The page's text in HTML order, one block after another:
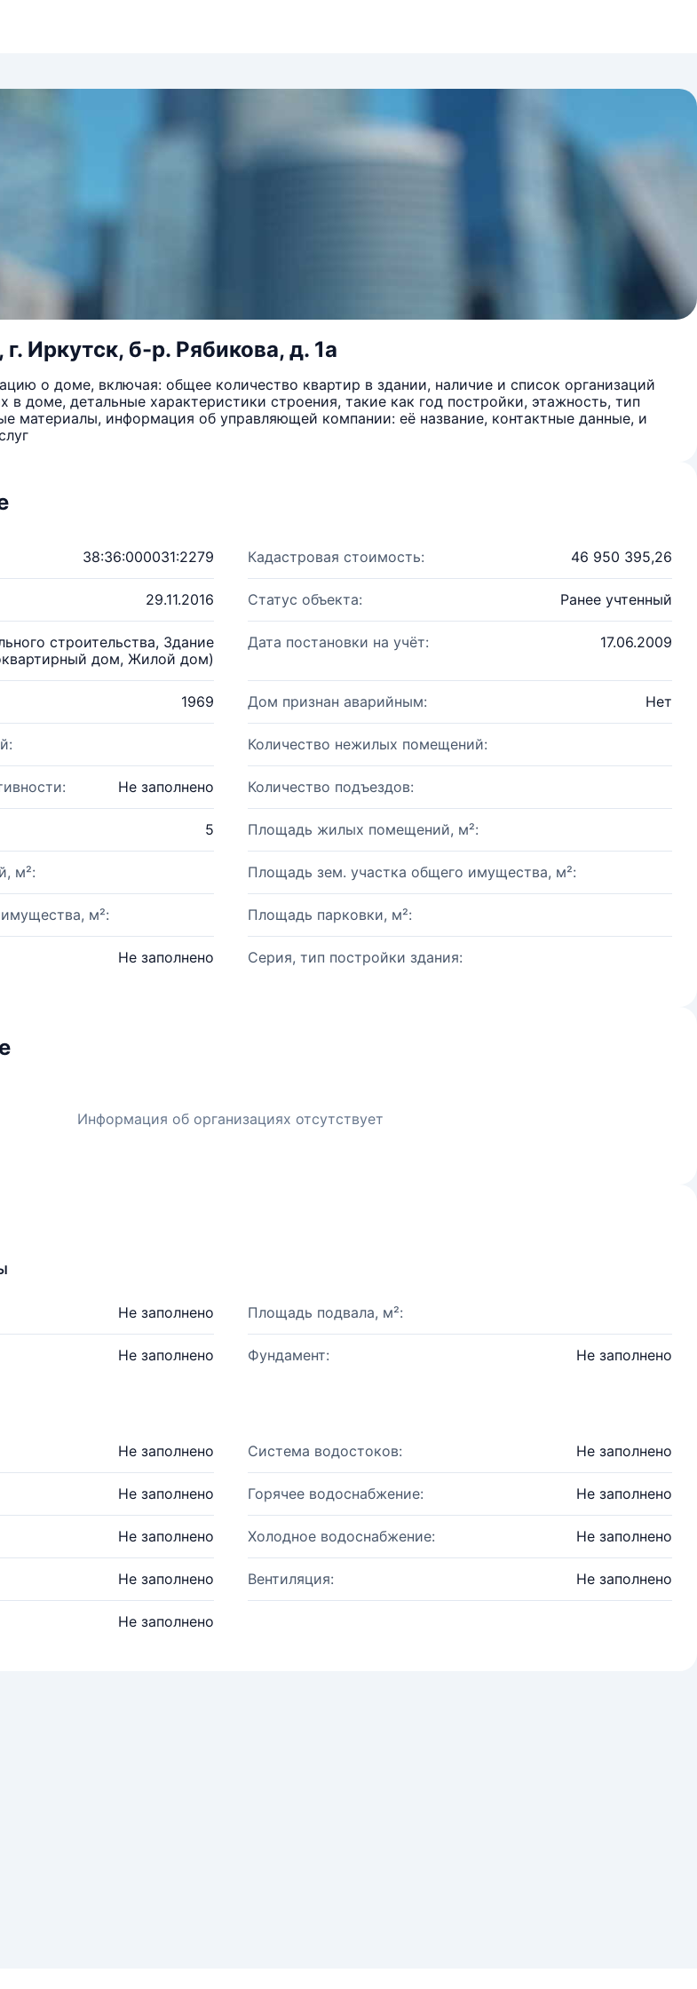
Иркутск, б-р. Рябикова, д. 1а
о доме, включая: общее количество квартир в здании, наличие и список организаций
в доме, детальные характеристики строения, такие как год постройки, этажность, тип
материалы, информация об управляющей компании: её название, контактные данные, и
38:36:000031:2279 Кадастровая стоимость: 46 950 395,26
29.11.2016 Статус объекта: Ранее учтенный
строительства, Здание
дом, Жилой дом)
Дата постановки на учёт: 17.06.2009
1969 Дом признан аварийным: Нет
Количество нежилых помещений:
Не заполнено Количество подъездов:
5 Площадь жилых помещений, м²:
м²: Площадь зем. участка общего имущества, м²:
м²: Площадь парковки, м²:
Не заполнено Серия, тип постройки здания:
Информация об организациях отсутствует
Не заполнено Площадь подвала, м²:
Не заполнено Фундамент: Не заполнено
Не заполнено Система водостоков: Не заполнено
Не заполнено Горячее водоснабжение: Не заполнено
Не заполнено Холодное водоснабжение: Не заполнено
Не заполнено Вентиляция: Не заполнено
Не заполнено